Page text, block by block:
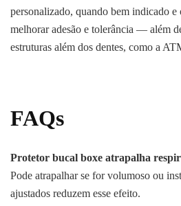
personalizado, quando bem indicado e
melhorar adesão e tolerância — além
estruturas além dos dentes, como a
FAQs
Protetor bucal boxe atrapalha
Pode atrapalhar se for volumoso ou
ajustados reduzem esse efeito.